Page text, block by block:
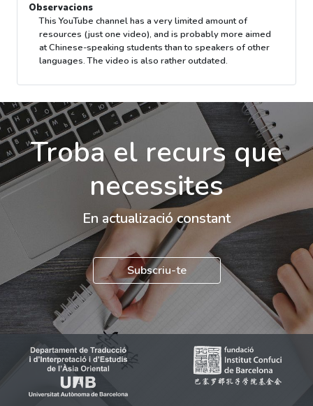
Observacions
This YouTube channel has a very limited amount of
resources (just one video), and is probably more aimed
at Chinese-speaking students than to speakers of other
languages. The video is also rather outdated.
Troba el recurs que
necessites
En actualizació constant
Subscriu-te